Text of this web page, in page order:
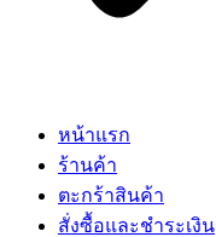
หน้าแรก
ร้านค้า
ตะกร้าสินค้า
สั่งซื้อและชำระเงิน